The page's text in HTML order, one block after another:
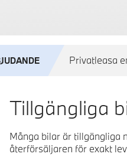
Privatleasa
Tillgängliga
Många bilar är tillgängliga
återförsäljaren för exakt